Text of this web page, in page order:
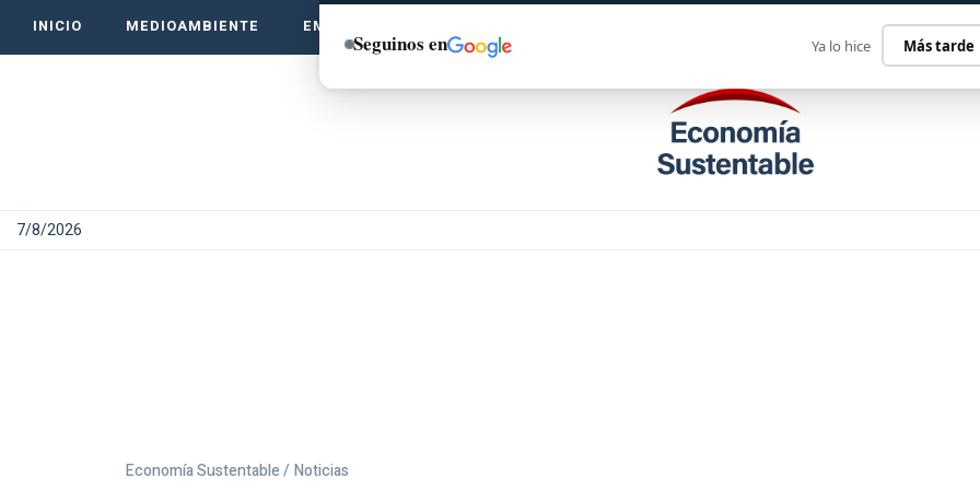
INICIO MEDIOAMBIENTE EMPRENDE VERDE
7/8/2026
Economía Sustentable / Noticias
Seguinos en Ya lo hice Más tarde